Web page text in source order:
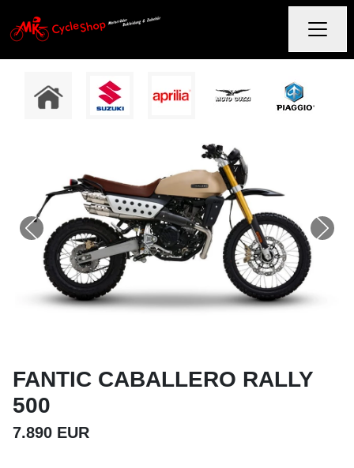
FANTIC CABALLERO RALLY
500
7.890 EUR